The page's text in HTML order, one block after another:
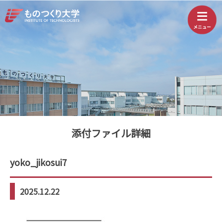
添付ファイル詳細
yoko_jikosui7
2025.12.22